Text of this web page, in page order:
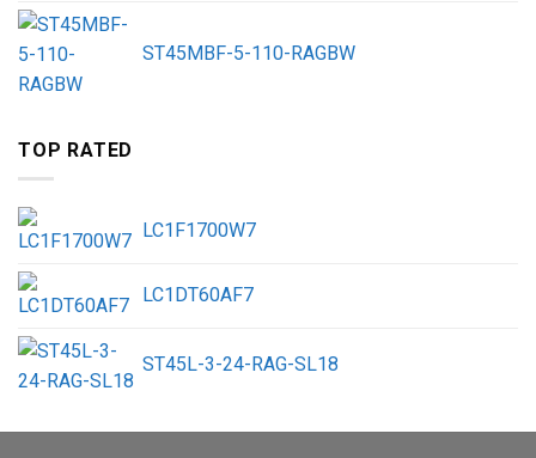
ST45MBF-5-110-RAGBW
TOP RATED
LC1F1700W7
LC1DT60AF7
ST45L-3-24-RAG-SL18